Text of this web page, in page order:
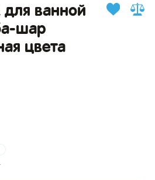
ванной
шар
цвета